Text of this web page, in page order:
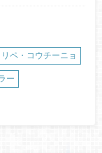
ペ・コウチーニョ
ー